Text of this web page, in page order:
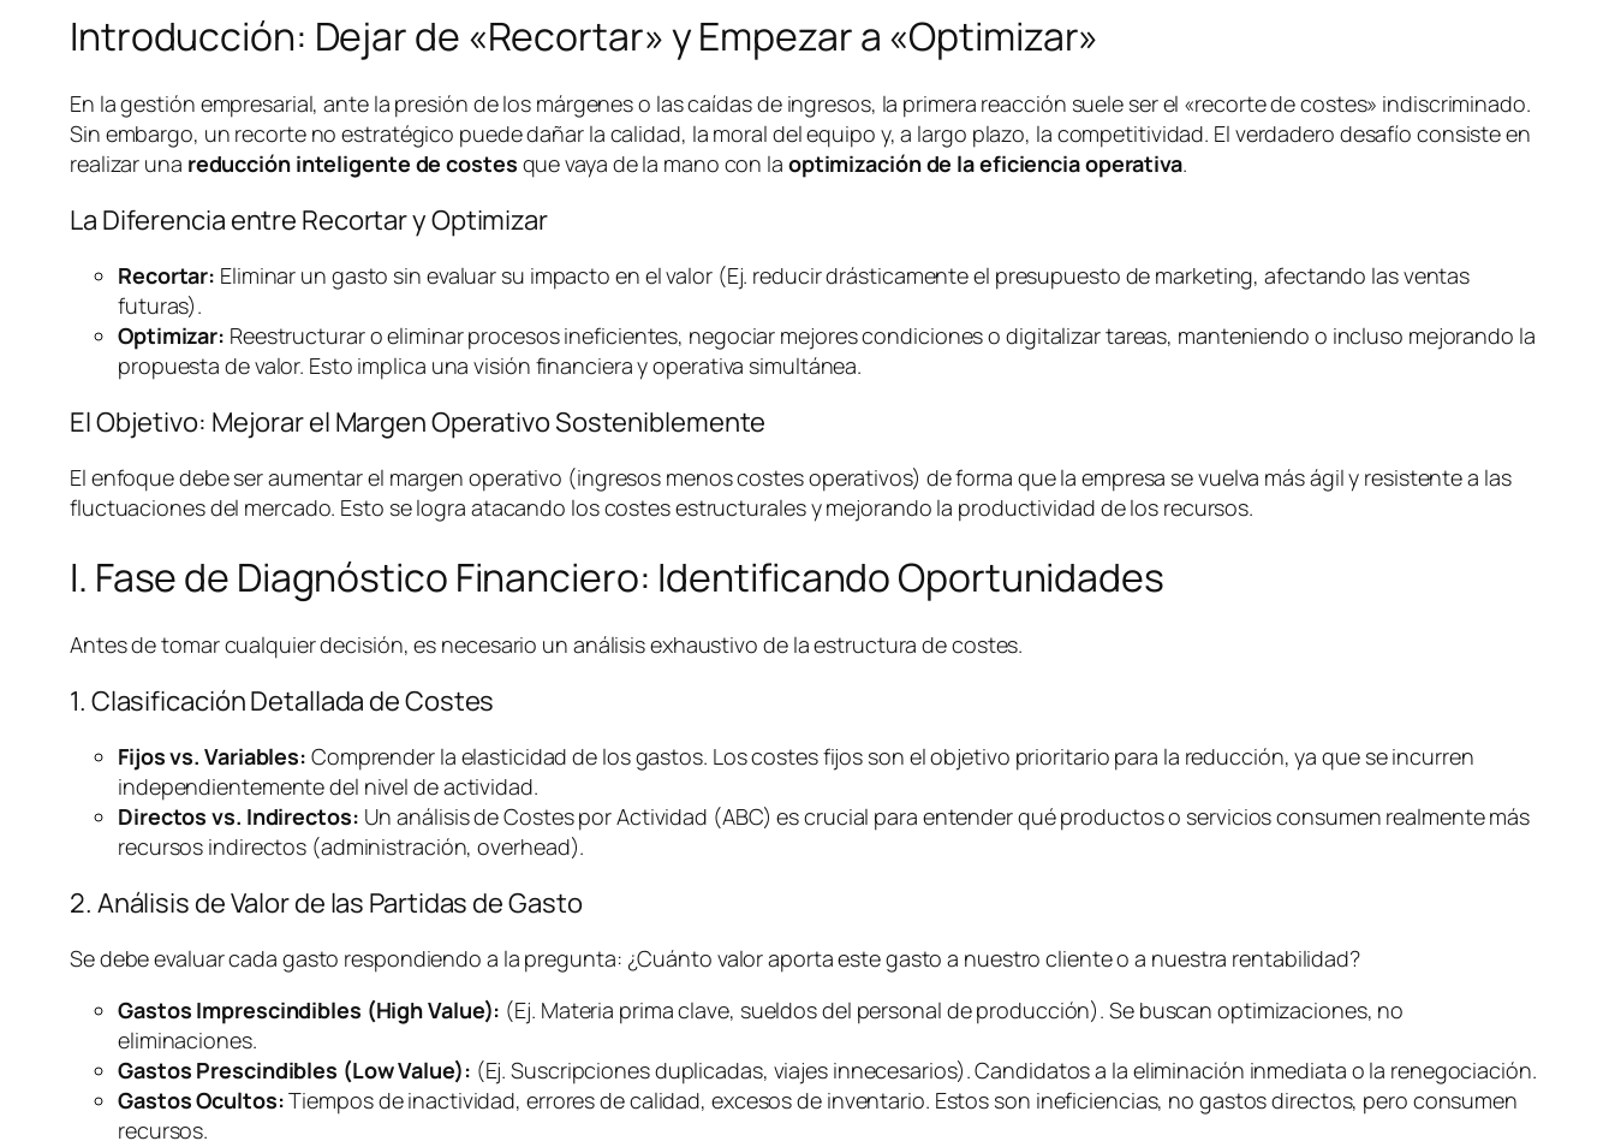
Introducción: Dejar de «Recortar» y Empezar a «Optimizar»
En la gestión empresarial, ante la presión de los márgenes o las caídas de ingresos, la primera reacción suele ser el «recorte de costes» indiscriminado.
Sin embargo, un recorte no estratégico puede dañar la calidad, la moral del equipo y, a largo plazo, la competitividad. El verdadero desafío consiste en
realizar una reducción inteligente de costes que vaya de la mano con la optimización de la eficiencia operativa.
La Diferencia entre Recortar y Optimizar
Recortar: Eliminar un gasto sin evaluar su impacto en el valor (Ej. reducir drásticamente el presupuesto de marketing, afectando las ventas
futuras).
Optimizar: Reestructurar o eliminar procesos ineficientes, negociar mejores condiciones o digitalizar tareas, manteniendo o incluso mejorando la
propuesta de valor. Esto implica una visión financiera y operativa simultánea.
El Objetivo: Mejorar el Margen Operativo Sosteniblemente
El enfoque debe ser aumentar el margen operativo (ingresos menos costes operativos) de forma que la empresa se vuelva más ágil y resistente a las
fluctuaciones del mercado. Esto se logra atacando los costes estructurales y mejorando la productividad de los recursos.
I. Fase de Diagnóstico Financiero: Identificando Oportunidades
Antes de tomar cualquier decisión, es necesario un análisis exhaustivo de la estructura de costes.
1. Clasificación Detallada de Costes
Fijos vs. Variables: Comprender la elasticidad de los gastos. Los costes fijos son el objetivo prioritario para la reducción, ya que se incurren
independientemente del nivel de actividad.
Directos vs. Indirectos: Un análisis de Costes por Actividad (ABC) es crucial para entender qué productos o servicios consumen realmente más
recursos indirectos (administración,overhead).
2. Análisis de Valor de las Partidas de Gasto
Se debe evaluar cada gasto respondiendo a la pregunta: ¿Cuánto valor aporta este gasto a nuestro cliente o a nuestra rentabilidad?
Gastos Imprescindibles (High Value): (Ej. Materia prima clave, sueldos del personal de producción). Se buscan optimizaciones, no
eliminaciones.
Gastos Prescindibles (Low Value): (Ej. Suscripciones duplicadas, viajes innecesarios). Candidatos a la eliminación inmediata o la renegociación.
Gastos Ocultos:Tiempos de inactividad, errores de calidad, excesos de inventario. Estos son ineficiencias, no gastos directos, pero consumen
recursos.